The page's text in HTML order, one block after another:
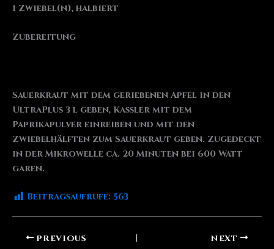
1 Zwiebel(n), halbiert
Zubereitung
Sauerkraut mit dem geriebenen Apfel in den
UltraPlus 3 l geben, Kassler mit dem
Paprikapulver einreiben und mit den
Zwiebelhälften zum Sauerkraut geben. Zugedeckt
in der Mikrowelle ca. 20 Minuten bei 600 Watt
garen.
Beitragsaufrufe: 563
PREVIOUS NEXT